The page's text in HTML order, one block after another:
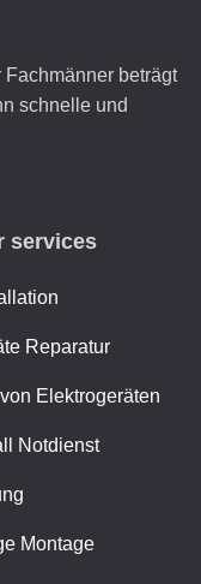
beträgt
schnelle und
services
Reparatur
Elektrogeräten
Notdienst
Montage